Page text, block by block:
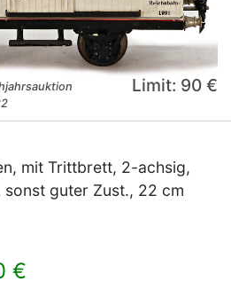
Limit: 90 €
mit Trittbrett, 2-achsig,
sonst guter Zust., 22 cm
€